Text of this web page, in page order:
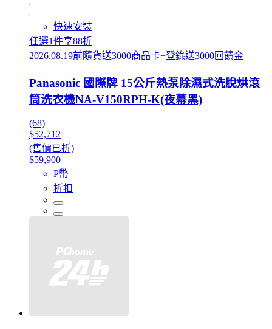
快速安裝
任選1件享88折
2026.08.19前隨貨送3000商品卡+登錄送3000回饋金
Panasonic 國際牌 15公斤熱泵除濕式洗脫烘滾
筒洗衣機NA-V150RPH-K(夜幕黑)
(68)
$52,712
(售價已折)
$59,900
P幣
折扣